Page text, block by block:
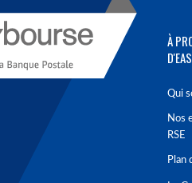
À
Qui
Nos
RSE
Plan